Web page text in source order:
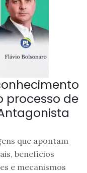
processo de
que apontam
benefícios
e mecanismos